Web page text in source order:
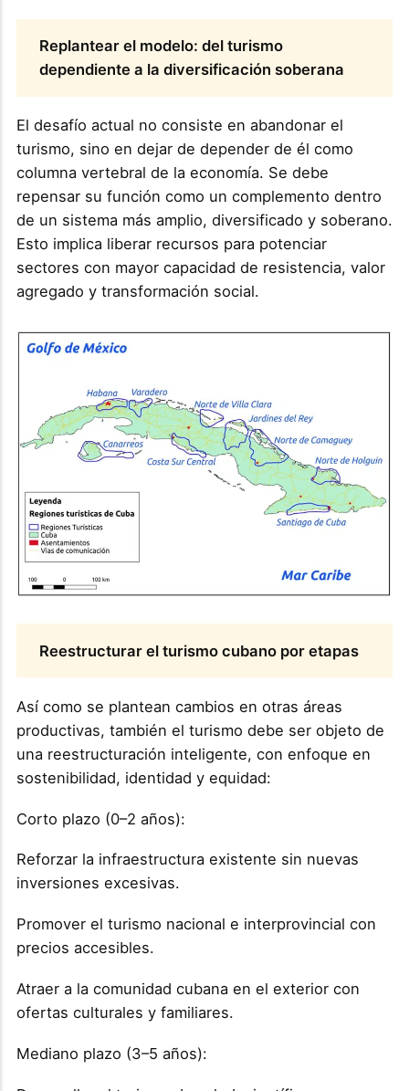
Replantear el modelo: del turismo
dependiente a la diversificación soberana
El desafío actual no consiste en abandonar el
turismo, sino en dejar de depender de él como
columna vertebral de la economía. Se debe
repensar su función como un complemento dentro
de un sistema más amplio, diversificado y soberano.
Esto implica liberar recursos para potenciar
sectores con mayor capacidad de resistencia, valor
agregado y transformación social.
Reestructurar el turismo cubano por etapas
Así como se plantean cambios en otras áreas
productivas, también el turismo debe ser objeto de
una reestructuración inteligente, con enfoque en
sostenibilidad, identidad y equidad:
Corto plazo (0–2 años):
Reforzar la infraestructura existente sin nuevas
inversiones excesivas.
Promover el turismo nacional e interprovincial con
precios accesibles.
Atraer a la comunidad cubana en el exterior con
ofertas culturales y familiares.
Mediano plazo (3–5 años):